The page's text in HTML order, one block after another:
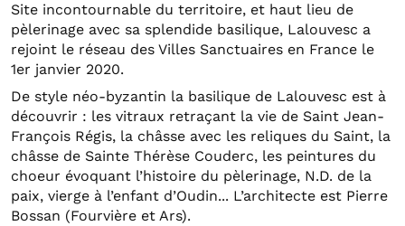
Site incontournable du territoire, et haut lieu de
pèlerinage avec sa splendide basilique, Lalouvesc a
rejoint le réseau des Villes Sanctuaires en France le
1er janvier 2020.
De style néo-byzantin la basilique de Lalouvesc est à
découvrir : les vitraux retraçant la vie de Saint Jean-
François Régis, la châsse avec les reliques du Saint, la
châsse de Sainte Thérèse Couderc, les peintures du
choeur évoquant l’histoire du pèlerinage, N.D. de la
paix, vierge à l’enfant d’Oudin... L’architecte est Pierre
Bossan (Fourvière et Ars).